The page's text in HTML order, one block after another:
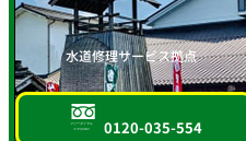
水道修理サービス拠点
フリーダイヤル
スマホOK!! 0120-035-554